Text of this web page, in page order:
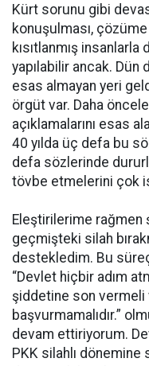
Kürt sorunu gibi
konuşulması,
kısıtlanmış
yapılabilir ancak. Dün
esas almayan yeri
örgüt var. Daha
açıklamalarını esas
40 yılda üç defa bu
defa sözlerinde
tövbe etmelerini çok
Eleştirilerime rağmen
geçmişteki silah
destekledim. Bu
“Devlet hiçbir adım
şiddetine son vermeli
başvurmamalıdır.”
devam ettiriyorum.
PKK silahlı dönemine